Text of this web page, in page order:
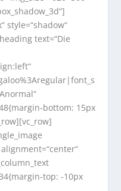
style=“shadow“
text=“Die
bottom: 15px
alignment=“center“
top: -10px